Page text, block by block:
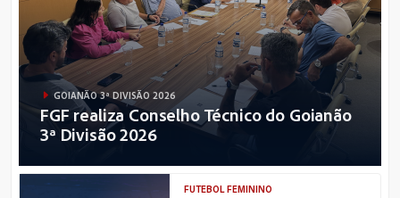
GOIANÃO 3ª DIVISÃO 2026
FGF realiza Conselho Técnico do Goianão
3ª Divisão 2026
FUTEBOL FEMININO